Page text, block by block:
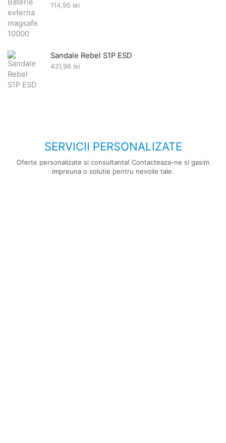
114,95 lei
Sandale Rebel S1P ESD
431,96 lei
SERVICII PERSONALIZATE
Oferte personalizate si consultanta! Contacteaza-ne si gasim
impreuna o solutie pentru nevoile tale.